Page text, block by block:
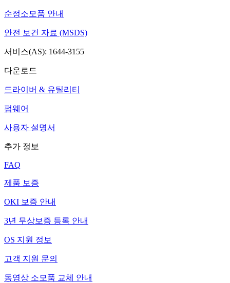
순정소모품 안내
안전 보건 자료 (MSDS)
서비스(AS): 1644-3155
다운로드
드라이버 & 유틸리티
펌웨어
사용자 설명서
추가 정보
FAQ
제품 보증
OKI 보증 안내
3년 무상보증 등록 안내
OS 지원 정보
고객 지원 문의
동영상 소모품 교체 안내